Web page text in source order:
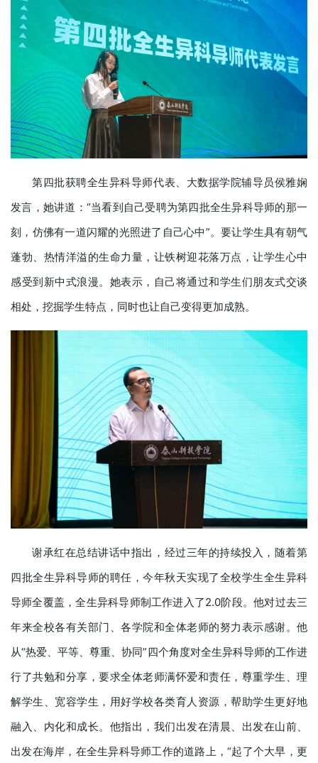
第四批获聘全生异科导师代表、大数据学院辅导员侯雅娴
发言，她讲道：“当看到自己受聘为第四批全生异科导师的那一
刻，仿佛有一道闪耀的光照进了自己心中”。要让学生具有朝气
蓬勃、热情洋溢的生命力量，让铁树迎花落万点，让学生心中
感受到新中式浪漫。她表示，自己将通过和学生们朋友式交谈
相处，挖掘学生特点，同时也让自己变得更加成熟。
谢承红在总结讲话中指出，经过三年的持续投入，随着第
四批全生异科导师的聘任，今年秋天实现了全校学生全生异科
导师全覆盖，全生异科导师制工作进入了2.0阶段。他对过去三
年来全校各有关部门、各学院和全体老师的努力表示感谢。他
从“热爱、平等、尊重、协同”四个角度对全生异科导师的工作进
行了共勉和分享，要求全体老师满怀爱和责任，尊重学生、理
解学生、宽容学生，用好学校各类育人资源，帮助学生更好地
融入、内化和成长。他指出，我们出发在清晨、出发在山前、
出发在海岸，在全生异科导师工作的道路上，“起了个大早，更